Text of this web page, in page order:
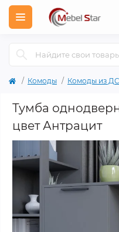
Комоды Комоды из
Тумба
цвет Антрацит